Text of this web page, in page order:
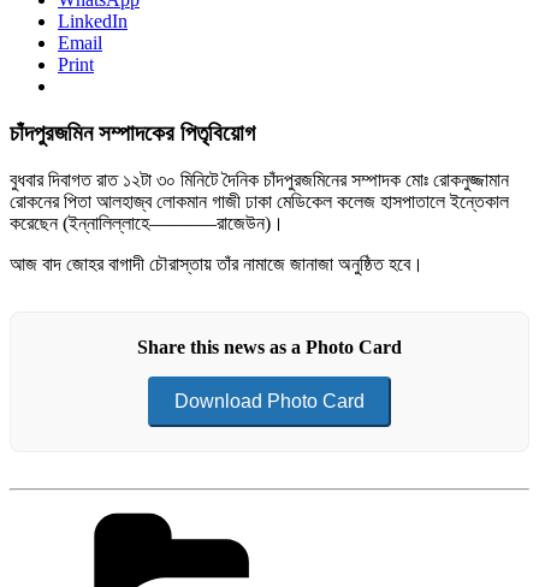
LinkedIn
Email
Print
চাঁদপুরজমিন সম্পাদকের পিতৃবিয়োগ
বুধবার দিবাগত রাত ১২টা ৩০ মিনিটে দৈনিক চাঁদপুরজমিনের সম্পাদক মোঃ রোকনুজ্জামান
রোকনের পিতা আলহাজ্ব লোকমান গাজী ঢাকা মেডিকেল কলেজ হাসপাতালে ইন্তেকাল
করেছেন (ইন্নালিল্লাহে———–রাজেউন)।
আজ বাদ জোহর বাগাদী চৌরাস্তায় তাঁর নামাজে জানাজা অনুষ্ঠিত হবে।
Share this news as a Photo Card
Download Photo Card